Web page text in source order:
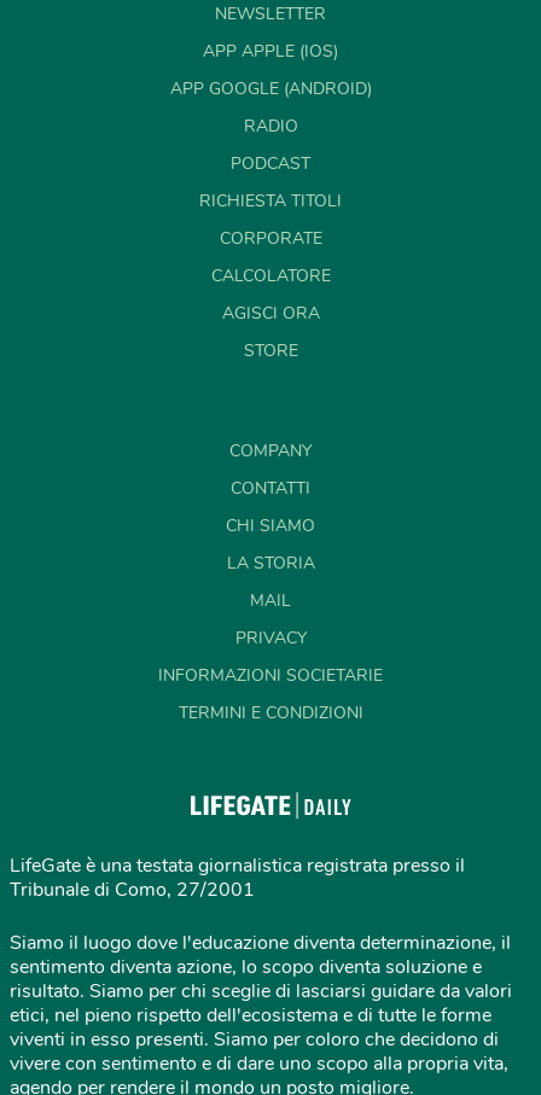
NEWSLETTER
APP APPLE (IOS)
APP GOOGLE (ANDROID)
RADIO
PODCAST
RICHIESTA TITOLI
CORPORATE
CALCOLATORE
AGISCI ORA
STORE
COMPANY
CONTATTI
CHI SIAMO
LA STORIA
MAIL
PRIVACY
INFORMAZIONI SOCIETARIE
TERMINI E CONDIZIONI
LifeGate è una testata giornalistica registrata presso il
Tribunale di Como, 27/2001
Siamo il luogo dove l'educazione diventa determinazione, il
sentimento diventa azione, lo scopo diventa soluzione e
risultato. Siamo per chi sceglie di lasciarsi guidare da valori
etici, nel pieno rispetto dell'ecosistema e di tutte le forme
viventi in esso presenti. Siamo per coloro che decidono di
vivere con sentimento e di dare uno scopo alla propria vita,
agendo per rendere il mondo un posto migliore.